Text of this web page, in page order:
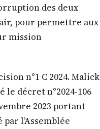
des deux
pour permettre aux
mission
n°1 C 2024. Malick
décret n°2024-106
2023 portant
l’Assemblée